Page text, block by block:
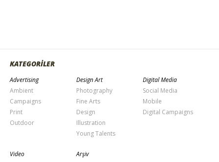
KATEGORİLER
Advertising
Ambient
Campaigns
Print
Outdoor
Design Art
Photography
Fine Arts
Design
Illustration
Young Talents
Digital Media
Social Media
Mobile
Digital Campaigns
Video
Arşiv